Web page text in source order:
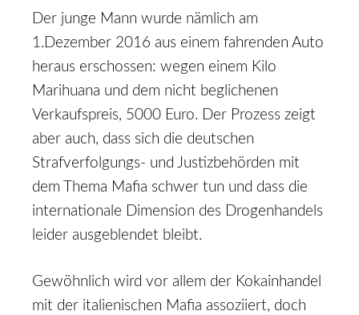
Der junge Mann wurde nämlich am
1.Dezember 2016 aus einem fahrenden Auto
heraus erschossen: wegen einem Kilo
Marihuana und dem nicht beglichenen
Verkaufspreis, 5000 Euro. Der Prozess zeigt
aber auch, dass sich die deutschen
Strafverfolgungs- und Justizbehörden mit
dem Thema Mafia schwer tun und dass die
internationale Dimension des Drogenhandels
leider ausgeblendet bleibt.
Gewöhnlich wird vor allem der Kokainhandel
mit der italienischen Mafia assoziiert, doch